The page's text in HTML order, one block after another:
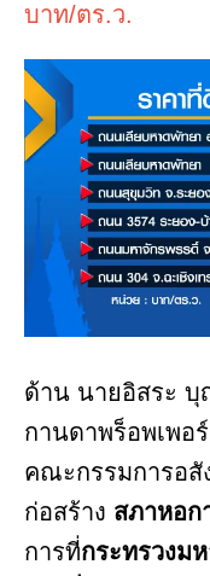
บาท/ตร.ว.
ด้าน นายอิสระ บุ
กานดาพร็อพเพอ
คณะกรรมการอสั
ก่อสร้าง สภาหอก
การที่กระทรวงม